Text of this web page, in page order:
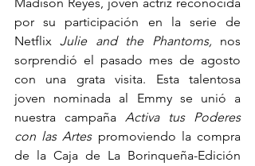
Madison Reyes, joven actriz reconocida
por su participación en la serie de
Netflix Julie and the Phantoms, nos
sorprendió el pasado mes de agosto
con una grata visita. Esta talentosa
joven nominada al Emmy se unió a
nuestra campaña Activa tus Poderes
con las Artes promoviendo la compra
de la Caja de La Borinqueña-Edición